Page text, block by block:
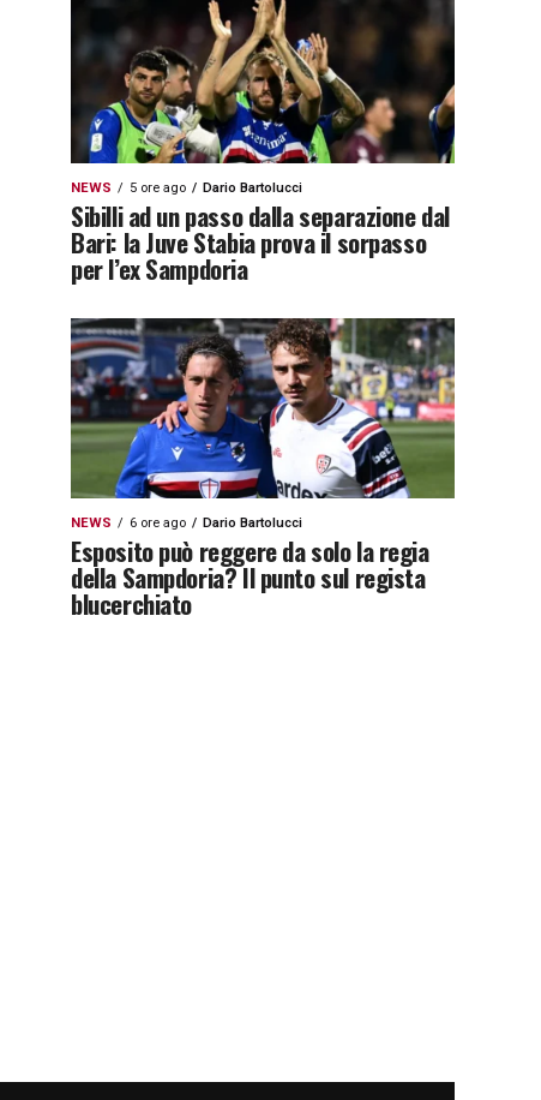
NEWS 5 ore ago Dario Bartolucci
Sibilli ad un passo dalla separazione dal
Bari: la Juve Stabia prova il sorpasso
per l’ex Sampdoria
NEWS 6 ore ago Dario Bartolucci
Esposito può reggere da solo la regia
della Sampdoria? Il punto sul regista
blucerchiato